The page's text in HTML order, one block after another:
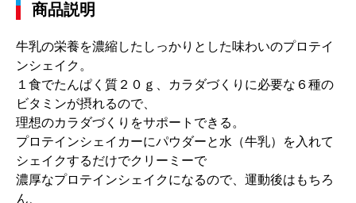
商品説明
牛乳の栄養を濃縮したしっかりとした味わいのプロテイ
ンシェイク。
１食でたんぱく質２０ｇ、カラダづくりに必要な６種の
ビタミンが摂れるので、
理想のカラダづくりをサポートできる。
プロテインシェイカーにパウダーと水（牛乳）を入れて
シェイクするだけでクリーミーで
濃厚なプロテインシェイクになるので、運動後はもちろ
ん、